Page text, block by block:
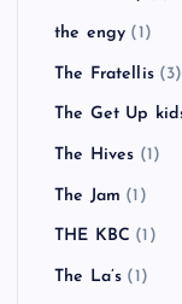
the engy (1)
The Fratellis(3)
The Get Up
The Hives (1)
The Jam (1)
THE KBC (1)
The La’s (1)